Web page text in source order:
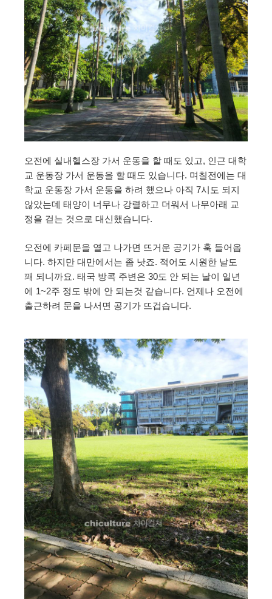
오전에 실내헬스장 가서 운동을 할 때도 있고, 인근 대학
교 운동장 가서 운동을 할 때도 있습니다. 며칠전에는 대
학교 운동장 가서 운동을 하려 했으나 아직 7시도 되지
않았는데 태양이 너무나 강렬하고 더워서 나무아래 교
정을 걷는 것으로 대신했습니다.
오전에 카페문을 열고 나가면 뜨거운 공기가 훅 들어옵
니다. 하지만 대만에서는 좀 낫죠. 적어도 시원한 날도
꽤 되니까요. 태국 방콕 주변은 30도 안 되는 날이 일년
에 1~2주 정도 밖에 안 되는것 같습니다. 언제나 오전에
출근하려 문을 나서면 공기가 뜨겁습니다.